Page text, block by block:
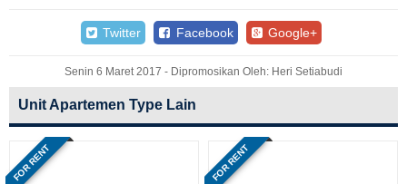
Twitter Facebook Google+
Senin 6 Maret 2017 - Dipromosikan Oleh: Heri Setiabudi
Unit Apartemen Type Lain
FOR RENT FOR RENT